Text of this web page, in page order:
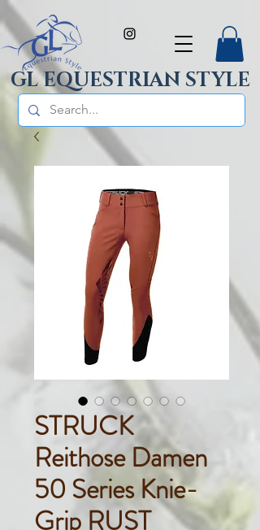
GL EQUESTRIAN STYLE
STRUCK
Reithose Damen
50 Series Knie-
Grip RUST